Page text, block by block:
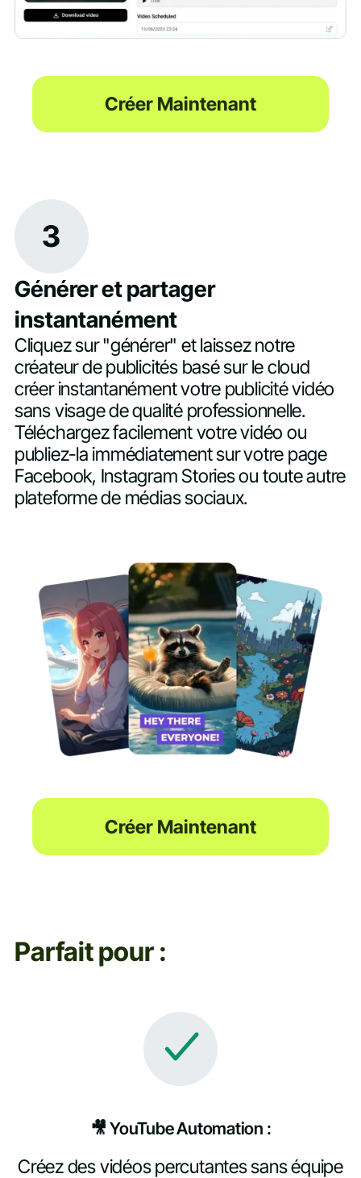
Créer Maintenant
3
Générer et partager
instantanément
Cliquez sur "générer" et laissez notre
créateur de publicités basé sur le cloud
créer instantanément votre publicité vidéo
sans visage de qualité professionnelle.
Téléchargez facilement votre vidéo ou
publiez-la immédiatement sur votre page
Facebook, Instagram Stories ou toute autre
plateforme de médias sociaux.
Créer Maintenant
Parfait pour :
🎥 YouTube Automation :
Créez des vidéos percutantes sans équipe